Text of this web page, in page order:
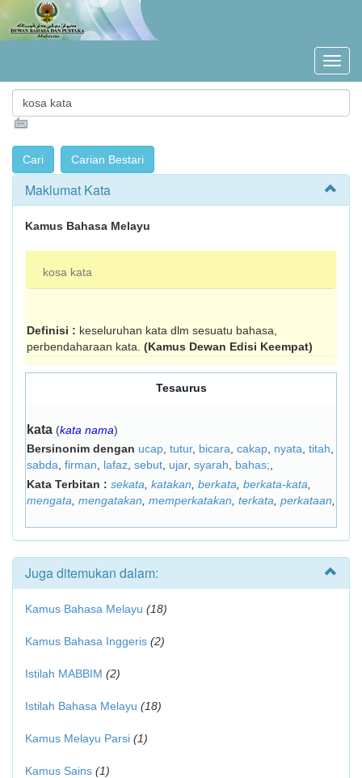
Maklumat Kata
Kamus Bahasa Melayu
kosa kata
Definisi : keseluruhan kata dlm sesuatu bahasa,
perbendaharaan kata. (Kamus Dewan Edisi Keempat)
Tesaurus
kata (kata nama)
Bersinonim dengan ucap tutur, bicara cakap nyata titah
sabda firman lafaz sebut ujar, syarah bahas;
Kata Terbitan : sekata katakan berkata berkata-kata
mengata mengatakan memperkatakan terkata perkataan
Juga ditemukan dalam:
Kamus Bahasa Melayu (18)
Kamus Bahasa Inggeris (2)
Istilah MABBIM (2)
Istilah Bahasa Melayu (18)
Kamus Melayu Parsi (1)
Kamus Sains (1)